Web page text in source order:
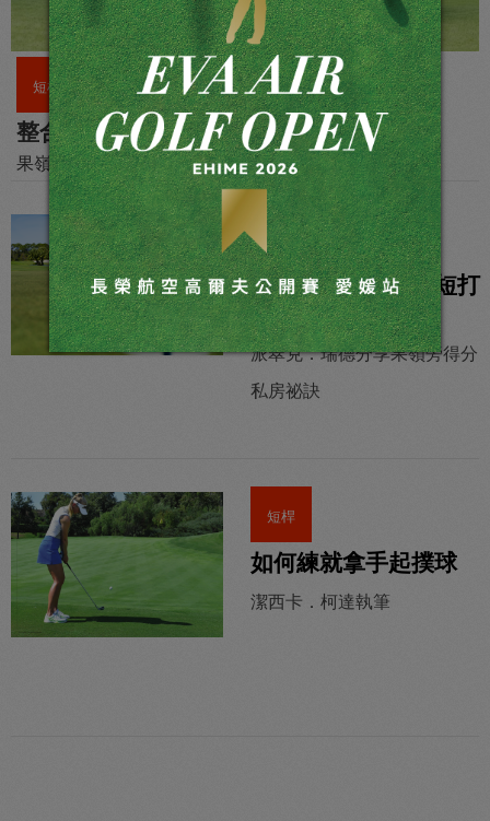
短桿
整合你的短打動作
果嶺旁短打精準控制距離的關鍵。大衛．李德貝特執筆
短桿
頂尖巡迴賽選手的短打
密笈
派翠克．瑞德分享果嶺旁得分
私房祕訣
短桿
如何練就拿手起撲球
潔西卡．柯達執筆